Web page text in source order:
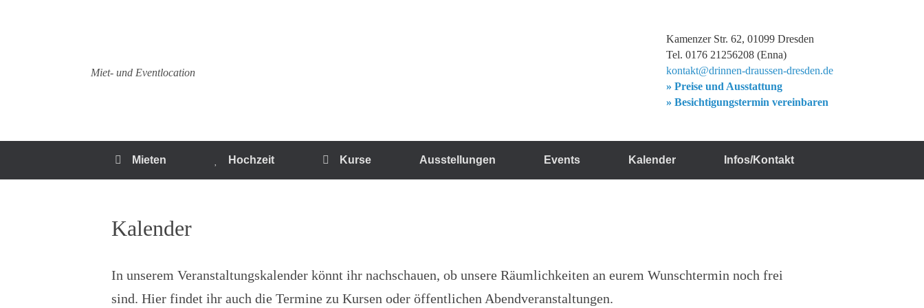
Miet- und Eventlocation
Kamenzer Str. 62, 01099 Dresden
Tel. 0176 21256208 (Enna)
kontakt@drinnen-draussen-dresden.de
» Preise und Ausstattung
» Besichtigungstermin vereinbaren
Mieten Hochzeit Kurse Ausstellungen Events Kalender Infos/Kontakt
Kalender
In unserem Veranstaltungskalender könnt ihr nachschauen, ob unsere Räumlichkeiten an eurem Wunschtermin noch frei
sind. Hier findet ihr auch die Termine zu Kursen oder öffentlichen Abendveranstaltungen.